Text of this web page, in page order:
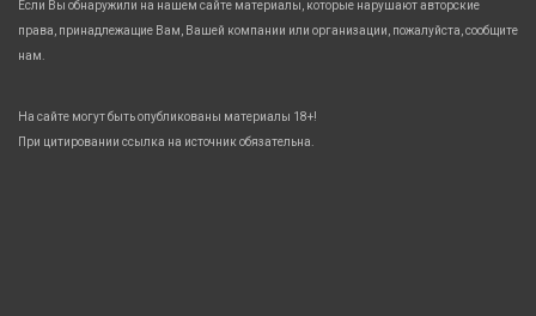
Если Вы обнаружили на нашем сайте материалы, которые нарушают авторские
права, принадлежащие Вам, Вашей компании или организации, пожалуйста, сообщите
нам.
На сайте могут быть опубликованы материалы 18+!
При цитировании ссылка на источник обязательна.